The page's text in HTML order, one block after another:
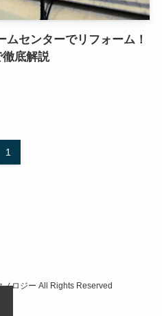
センターでリフォーム！
徹底解説
1
ロジー All Rights Reserved